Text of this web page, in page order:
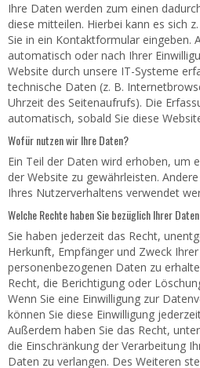
Ihre Daten werden zum einen
diese mitteilen. Hierbei kann es sich
Sie in ein Kontaktformular eingeben.
automatisch oder nach Ihrer
Website durch unsere IT-Systeme
technische Daten (z. B.
Uhrzeit des Seitenaufrufs). Die
automatisch, sobald Sie diese
Wofür nutzen wir Ihre Daten?
Ein Teil der Daten wird erhoben, um
der Website zu gewährleisten.
Ihres Nutzerverhaltens verwendet
Welche Rechte haben Sie bezüglich Ihrer
Sie haben jederzeit das Recht,
Herkunft, Empfänger und Zweck
personenbezogenen Daten zu
Recht, die Berichtigung oder
Wenn Sie eine Einwilligung zur
können Sie diese Einwilligung
Außerdem haben Sie das Recht,
die Einschränkung der Verarbeitung
Daten zu verlangen. Des Weiteren